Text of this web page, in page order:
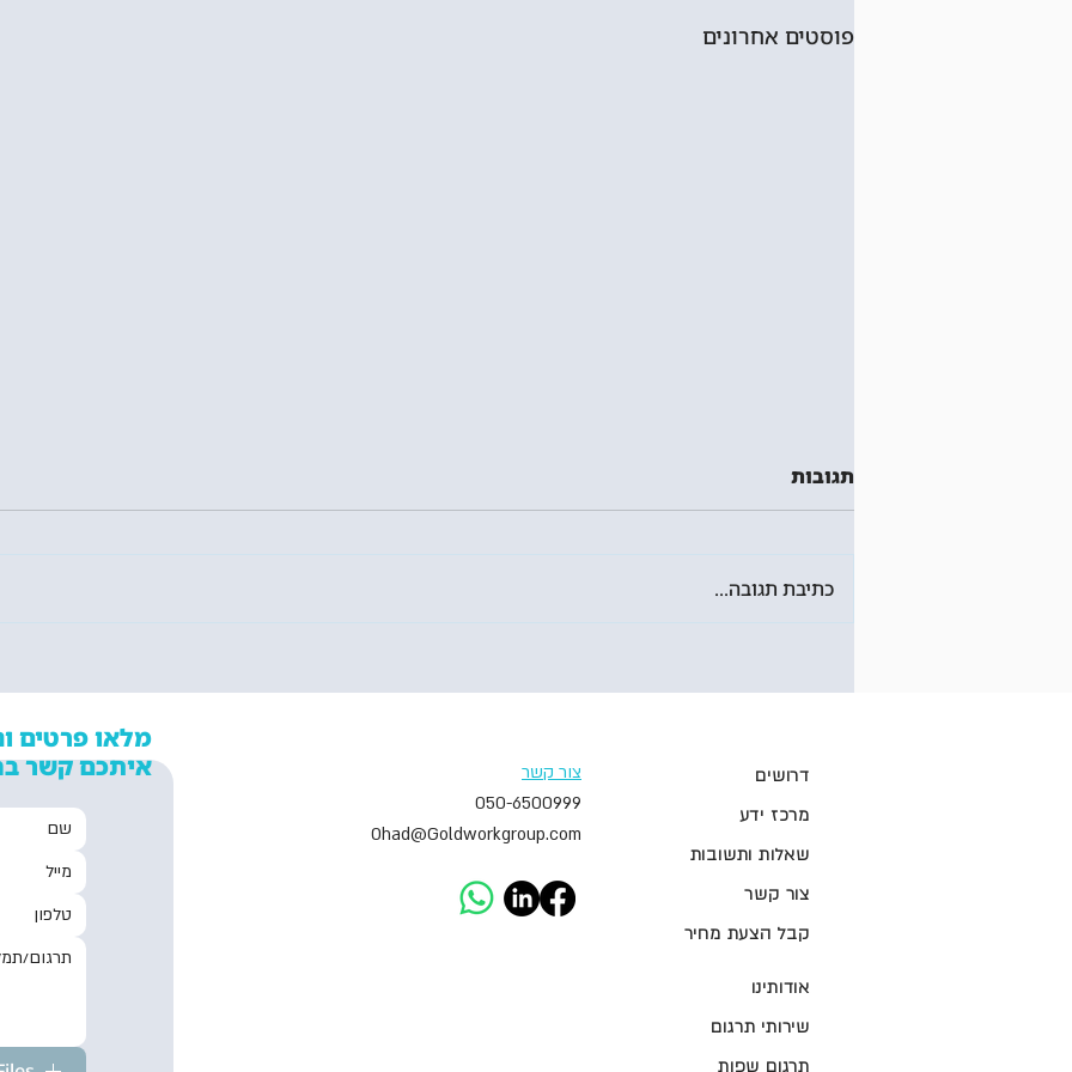
פוסטים אחרונים
וההתאמה לעולם הבינה
משתלבות בעולם הבינה
תגובות
כתיבת תגובה...
מלאו פרטים
איתכם קשר
צור קשר
050-6500999
Ohad@Goldworkgroup.com
דרושים
מרכז ידע
שאלות ותשובות
צור קשר
קבל הצעת מחיר
אודותינו
שירותי תרגום
תרגום שפות